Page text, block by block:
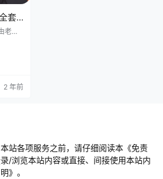
套
一
老陈
创业
程最
2 年前
站各项服务之前，请仔细阅读本《免责
/浏览本站内容或直接、间接使用本站内
》。